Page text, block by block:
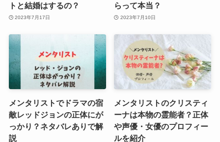
トと結婚はするの？
2023年7月17日
らって本当？
2023年7月10日
メンタリストでドラマの宿
敵レッドジョンの正体にが
っかり？ネタバレありで解
説
メンタリストのクリスティ
ーナは本物の霊能者？正体
や声優・女優のプロフィー
ルを紹介